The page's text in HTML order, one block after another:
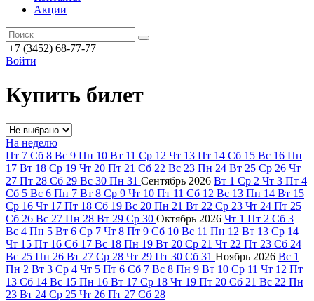
Акции
+7 (3452) 68-77-77
Войти
Купить билет
На неделю
Пт 7 Сб 8 Вс 9 Пн 10 Вт 11 Ср 12 Чт 13 Пт 14 Сб 15 Вс 16 Пн
17 Вт 18 Ср 19 Чт 20 Пт 21 Сб 22 Вс 23 Пн 24 Вт 25 Ср 26 Чт
27 Пт 28 Сб 29 Вс 30 Пн 31 Сентябрь 2026 Вт 1 Ср 2 Чт 3 Пт 4
Сб 5 Вс 6 Пн 7 Вт 8 Ср 9 Чт 10 Пт 11 Сб 12 Вс 13 Пн 14 Вт 15
Ср 16 Чт 17 Пт 18 Сб 19 Вс 20 Пн 21 Вт 22 Ср 23 Чт 24 Пт 25
Сб 26 Вс 27 Пн 28 Вт 29 Ср 30 Октябрь 2026 Чт 1 Пт 2 Сб 3
Вс 4 Пн 5 Вт 6 Ср 7 Чт 8 Пт 9 Сб 10 Вс 11 Пн 12 Вт 13 Ср 14
Чт 15 Пт 16 Сб 17 Вс 18 Пн 19 Вт 20 Ср 21 Чт 22 Пт 23 Сб 24
Вс 25 Пн 26 Вт 27 Ср 28 Чт 29 Пт 30 Сб 31 Ноябрь 2026 Вс 1
Пн 2 Вт 3 Ср 4 Чт 5 Пт 6 Сб 7 Вс 8 Пн 9 Вт 10 Ср 11 Чт 12 Пт
13 Сб 14 Вс 15 Пн 16 Вт 17 Ср 18 Чт 19 Пт 20 Сб 21 Вс 22 Пн
23 Вт 24 Ср 25 Чт 26 Пт 27 Сб 28